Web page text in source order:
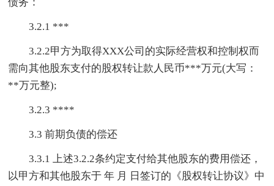
3.2.1 ***
3.2.2甲方为取得XXX公司的实际经营权和控制权而
需向其他股东支付的股权转让款人民币***万元(大写：
**万元整);
3.2.3 ****
3.3 前期负债的偿还
3.3.1 上述3.2.2条约定支付给其他股东的费用偿还，
以甲方和其他股东于 年 月 日签订的《股权转让协议》中